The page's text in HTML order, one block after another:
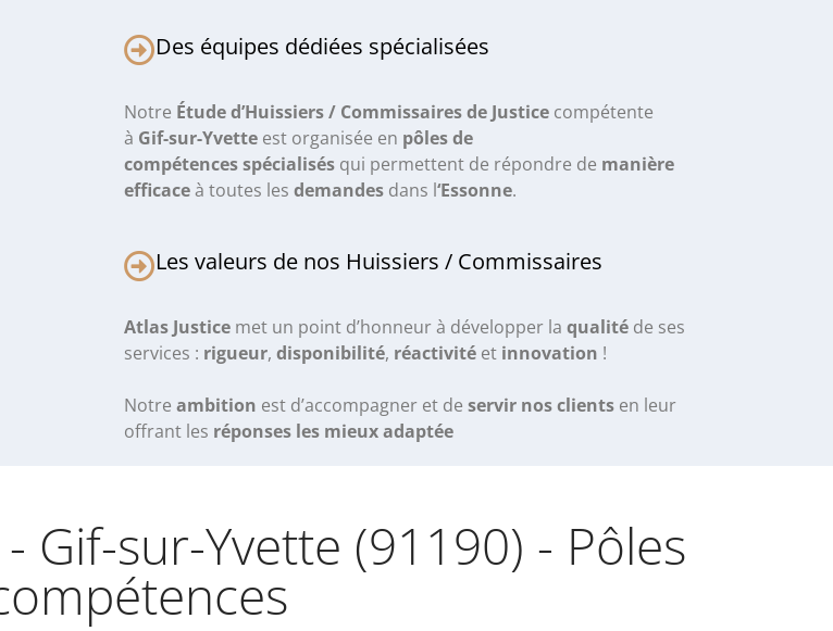
Des équipes dédiées spécialisées
Notre Étude d’Huissiers / Commissaires de Justice compétente
à Gif-sur-Yvette est organisée en pôles de
compétences spécialisés qui permettent de répondre de manière
efficaceà toutes les demandes dans l‘Essonne.
Les valeurs de nos Huissiers / Commissaires
Atlas Justice met un point d’honneur à développer la qualité de ses
services : rigueur, disponibilité, réactivité et innovation !
Notre ambition est d’accompagner et de servir nos clients en leur
offrant les réponses les mieux adaptée
Gif-sur-Yvette (91190) - Pôles